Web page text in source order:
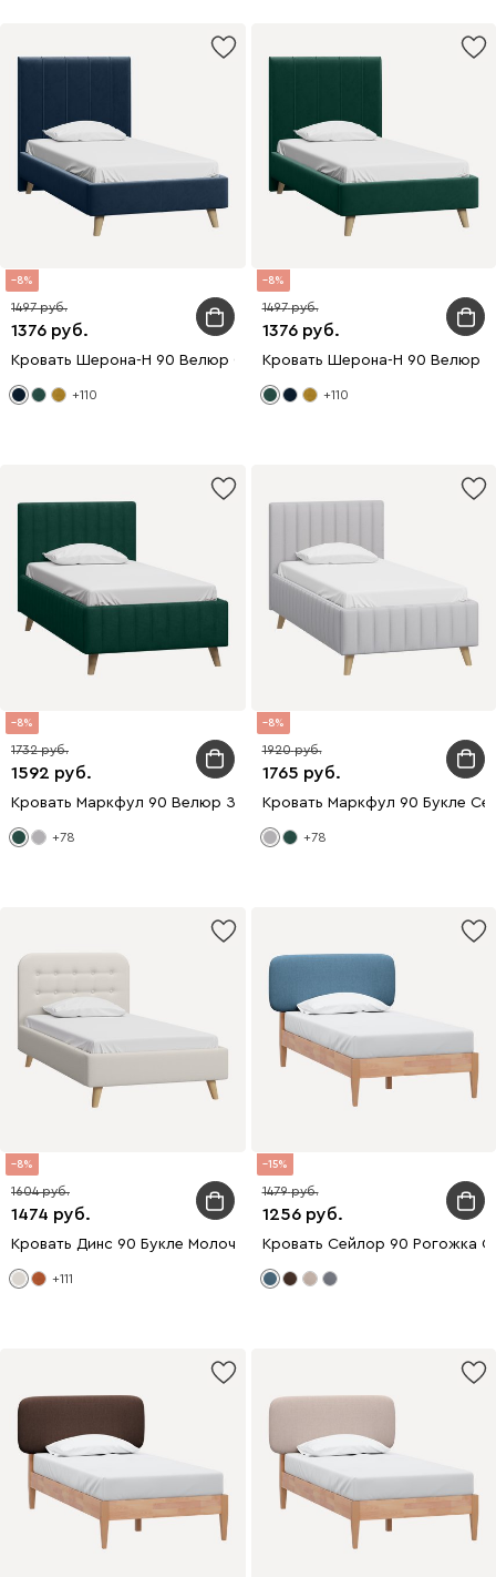
8
1376
1497
Кровать Шерона-Н 90 Велюр Синий
+110
8
1376
1497
Кровать Шерона-Н 90 Велюр
+110
8
1592
1732
Кровать Маркфул 90 Велюр Зеленый
+78
8
1765
1920
Кровать Маркфул 90 Букле
+78
8
1474
1604
Кровать Динс 90 Букле Молочный
+111
15
1256
1479
Кровать Сейлор 90 Рогожка